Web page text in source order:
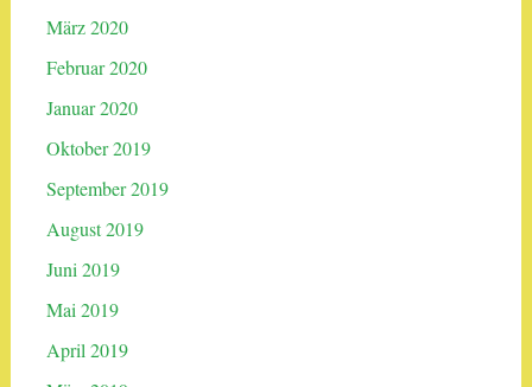
März 2020
Februar 2020
Januar 2020
Oktober 2019
September 2019
August 2019
Juni 2019
Mai 2019
April 2019